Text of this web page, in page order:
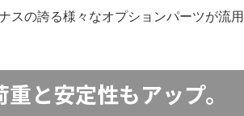
スの誇る様々なオプションパーツが流用
と安定性もアップ。